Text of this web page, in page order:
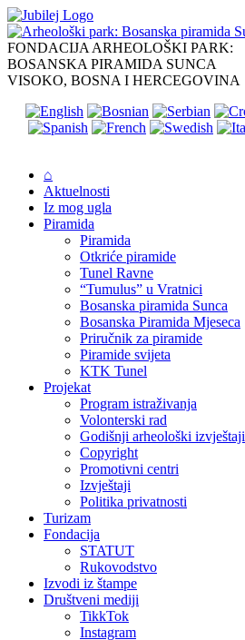
Skip
to
content
FONDACIJA ARHEOLOŠKI PARK:
BOSANSKA PIRAMIDA SUNCA
VISOKO, BOSNA I HERCEGOVINA
⌂
Aktuelnosti
Iz mog ugla
Piramida
Piramida
Otkriće piramide
Tunel Ravne
“Tumulus” u Vratnici
Bosanska piramida Sunca
Bosanska Piramida Mjeseca
Priručnik za piramide
Piramide svijeta
KTK Tunel
Projekat
Program istraživanja
Volonterski rad
Godišnji arheološki izvještaji
Copyright
Promotivni centri
Izvještaji
Politika privatnosti
Turizam
Fondacija
STATUT
Rukovodstvo
Izvodi iz štampe
Društveni mediji
TikkTok
Instagram